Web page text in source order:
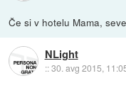
Če si v hotelu Mama,
NLight
::30. avg 2015,